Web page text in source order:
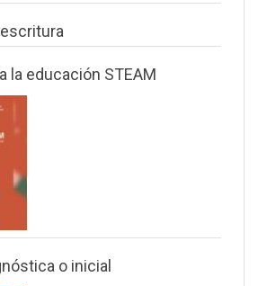
la educación STEAM
o inicial